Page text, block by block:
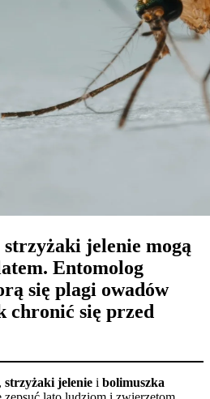
jelenie mogą
Entomolog
się plagi owadów
chronić się przed
, strzyżaki jelenie i bolimuszka